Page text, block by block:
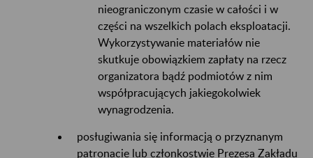
nieograniczonym czasie w całości i w
części na wszelkich polach eksploatacji.
Wykorzystywanie materiałów nie
skutkuje obowiązkiem zapłaty na rzecz
organizatora bądź podmiotów z nim
współpracujących jakiegokolwiek
wynagrodzenia.
posługiwania się informacją o przyznanym
patronacie lub członkostwie Prezesa Zakładu